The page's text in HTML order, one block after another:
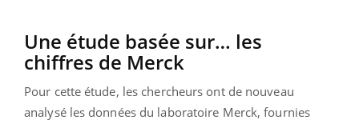
Une étude basée sur… les
chiffres de Merck
Pour cette étude, les chercheurs ont de nouveau
analysé les données du laboratoire Merck, fournies